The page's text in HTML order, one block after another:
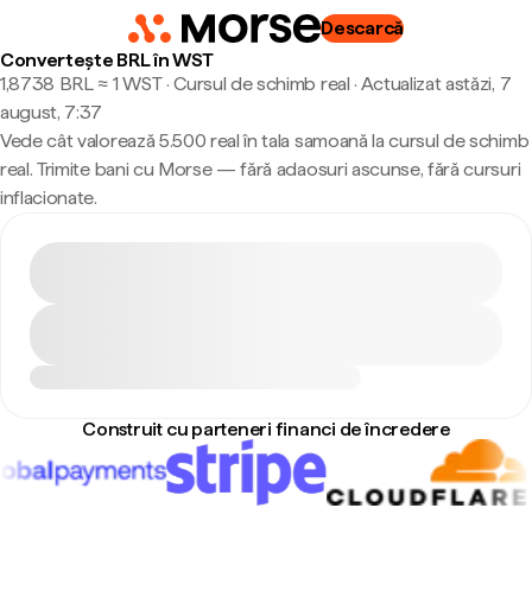
Descarcă
Convertește BRL în WST
1,8738 BRL ≈ 1 WST · Cursul de schimb real · Actualizat astăzi, 7
august, 7:37
Vede cât valorează 5.500 real în tala samoană la cursul de schimb
real. Trimite bani cu Morse — fără adaosuri ascunse, fără cursuri
inflacionate.
Construit cu parteneri financi de încredere